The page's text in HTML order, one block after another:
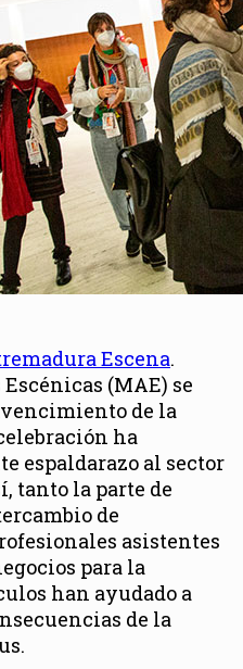
Escena.
(MAE) se
de la
ha
espaldarazo al sector
tanto la parte de
de
asistentes
para la
han ayudado a
de la